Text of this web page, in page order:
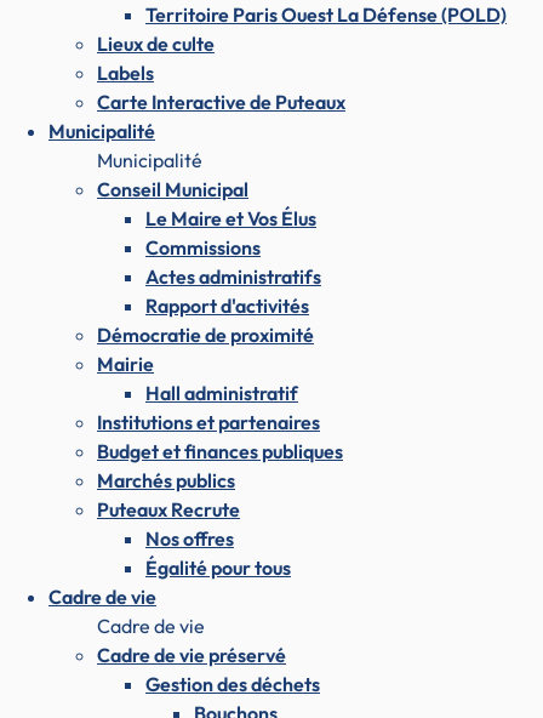
Territoire Paris Ouest La Défense (POLD)
Lieux de culte
Labels
Carte Interactive de Puteaux
Municipalité
Municipalité
Conseil Municipal
Le Maire et Vos Élus
Commissions
Actes administratifs
Rapport d'activités
Démocratie de proximité
Mairie
Hall administratif
Institutions et partenaires
Budget et finances publiques
Marchés publics
Puteaux Recrute
Nos offres
Égalité pour tous
Cadre de vie
Cadre de vie
Cadre de vie préservé
Gestion des déchets